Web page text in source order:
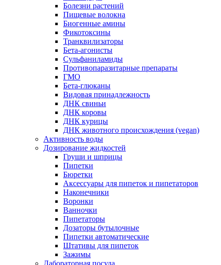
Болезни растений
Пищевые волокна
Биогенные амины
Фикотоксины
Транквилизаторы
Бета-агонисты
Сульфаниламиды
Противопаразитарные препараты
ГМО
Бета-глюканы
Видовая принадлежность
ДНК свиньи
ДНК коровы
ДНК курицы
ДНК животного происхождения (vegan)
Активность воды
Дозирование жидкостей
Груши и шприцы
Пипетки
Бюретки
Аксессуары для пипеток и пипетаторов
Наконечники
Воронки
Ванночки
Пипетаторы
Дозаторы бутылочные
Пипетки автоматические
Штативы для пипеток
Зажимы
Лабораторная посуда